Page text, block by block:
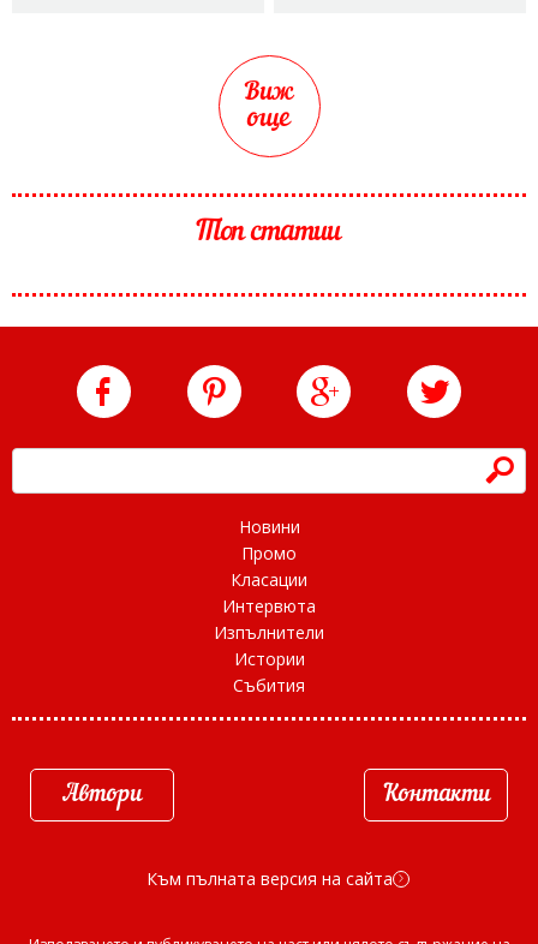
Виж
още
Топ статии
h
Новини
Промо
Класации
Интервюта
Изпълнители
Истории
Събития
Автори Контакти
Към пълната версия на сайта d